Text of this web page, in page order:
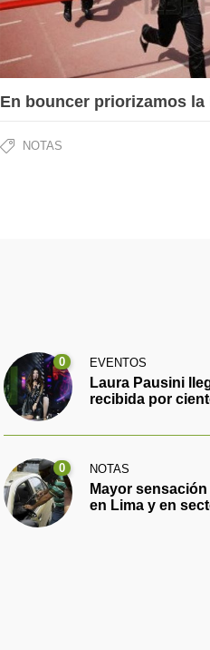
En bouncer priorizamos la
NOTAS
0 EVENTOS
Laura Pausini
recibida por
0 NOTAS
Mayor
en Lima y en